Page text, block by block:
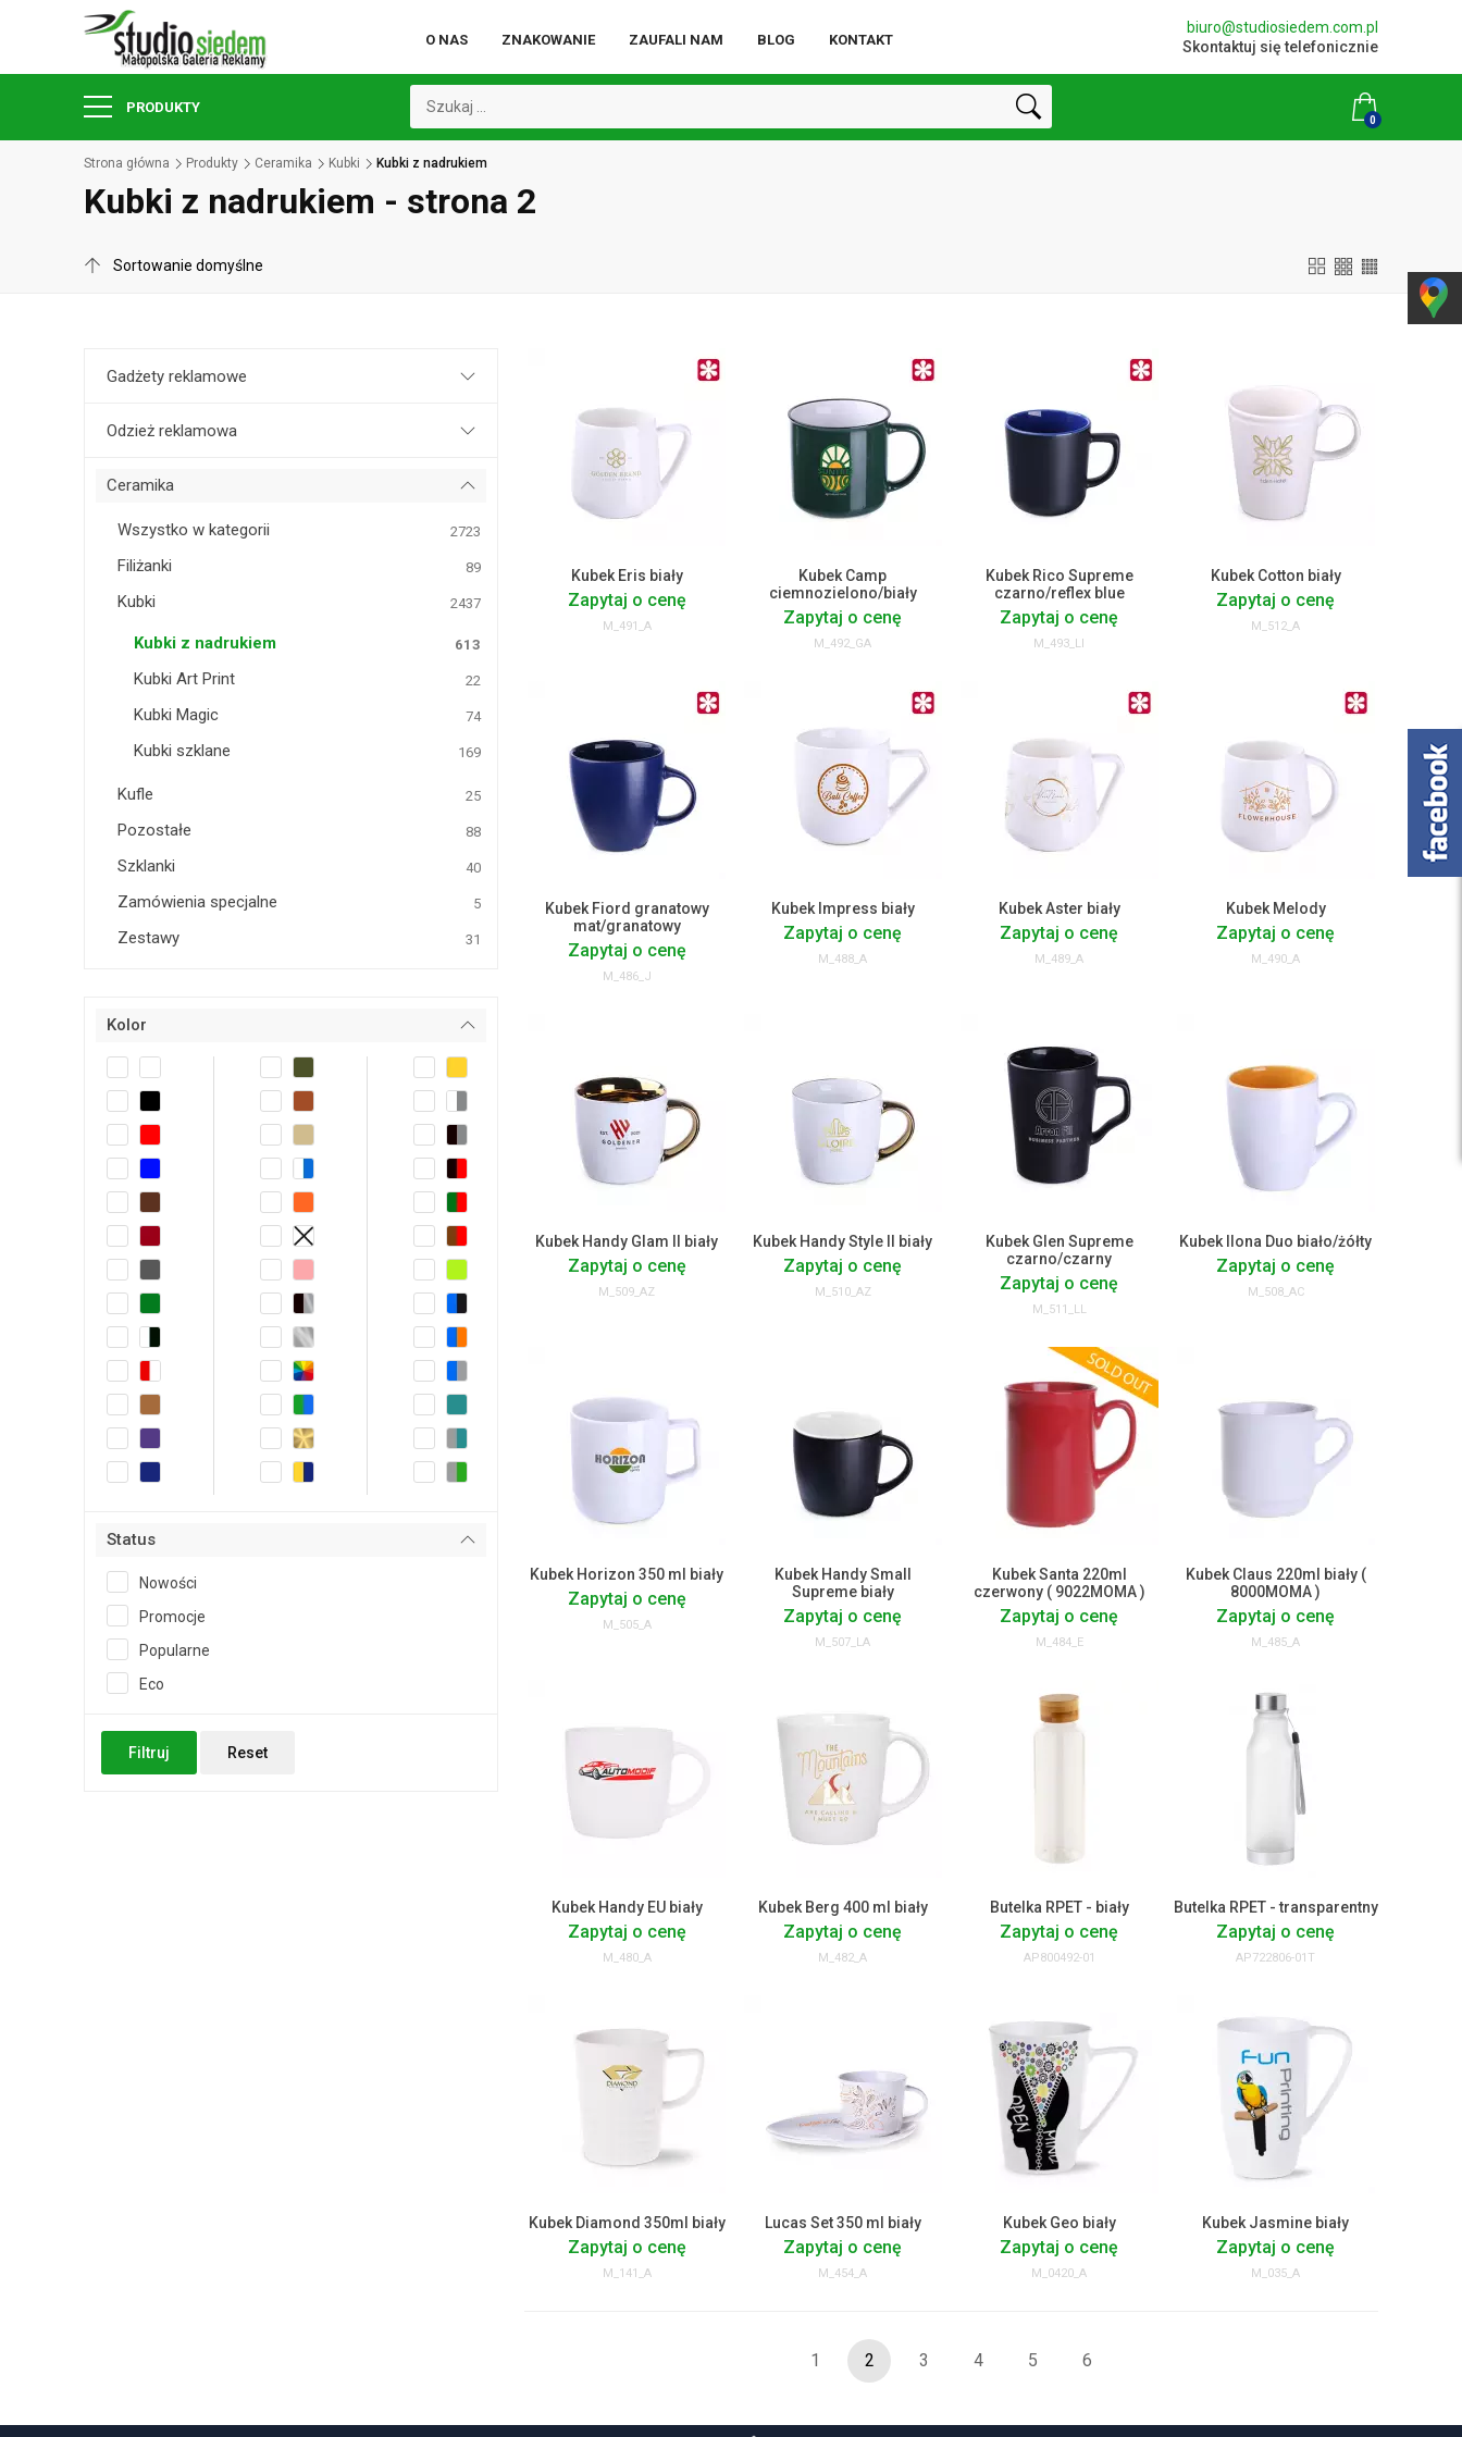
O NAS ZNAKOWANIE ZAUFALI NAM BLOG KONTAKT
biuro@studiosiedem.com.pl
Skontaktuj się telefonicznie
PRODUKTY
0
Strona główna Produkty Ceramika Kubki Kubki z nadrukiem
Kubki z nadrukiem - strona 2
Gadżety reklamowe
Odzież reklamowa
Ceramika
Wszystko w kategorii 2723
Filiżanki 89
Kubki 2437
Kubki z nadrukiem 613
Kubki Art Print 22
Kubki Magic 74
Kubki szklane 169
Kufle 25
Pozostałe 88
Szklanki 40
Zamówienia specjalne 5
Zestawy 31
Kolor
Status
Nowości
Promocje
Popularne
Eco
Filtruj Reset
Kubek Eris biały
Zapytaj o cenę
M_491_A
Kubek Camp
ciemnozielono/biały
Zapytaj o cenę
M_492_GA
Kubek Rico Supreme
czarno/reflex blue
Zapytaj o cenę
M_493_LI
Kubek Cotton biały
Zapytaj o cenę
M_512_A
Kubek Fiord granatowy
mat/granatowy
Zapytaj o cenę
M_486_J
Kubek Impress biały
Zapytaj o cenę
M_488_A
Kubek Aster biały
Zapytaj o cenę
M_489_A
Kubek Melody
Zapytaj o cenę
M_490_A
Kubek Handy Glam II biały
Zapytaj o cenę
M_509_AZ
Kubek Handy Style II biały
Zapytaj o cenę
M_510_AZ
Kubek Glen Supreme
czarno/czarny
Zapytaj o cenę
M_511_LL
Kubek Ilona Duo biało/żółty
Zapytaj o cenę
M_508_AC
Kubek Horizon 350 ml biały
Zapytaj o cenę
M_505_A
Kubek Handy Small
Supreme biały
Zapytaj o cenę
M_507_LA
Kubek Santa 220ml
czerwony ( 9022MOMA )
Zapytaj o cenę
M_484_E
Kubek Claus 220ml biały (
8000MOMA )
Zapytaj o cenę
M_485_A
Kubek Handy EU biały
Zapytaj o cenę
M_480_A
Kubek Berg 400 ml biały
Zapytaj o cenę
M_482_A
Butelka RPET - biały
Zapytaj o cenę
AP800492-01
Butelka RPET - transparentny
Zapytaj o cenę
AP722806-01T
Kubek Diamond 350ml biały
Zapytaj o cenę
M_141_A
Lucas Set 350 ml biały
Zapytaj o cenę
M_454_A
Kubek Geo biały
Zapytaj o cenę
M_0420_A
Kubek Jasmine biały
Zapytaj o cenę
M_035_A
1 2 3 4 5 6